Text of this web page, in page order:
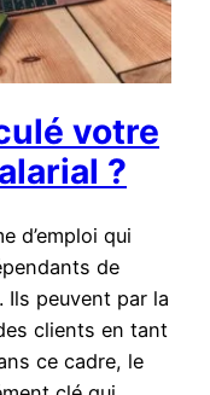
votre
?
d’emploi qui
de
Ils peuvent par la
clients en tant
ce cadre, le